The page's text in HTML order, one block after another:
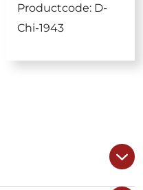
Productcode: D-
Chi-1943